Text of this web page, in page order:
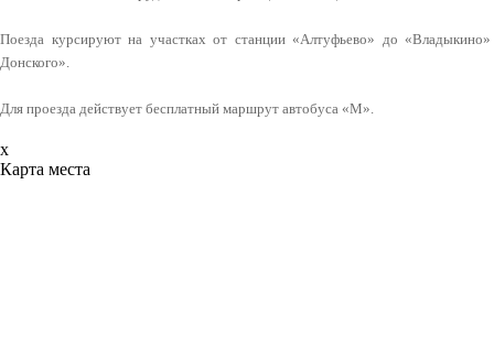
Поезда курсируют на участках от станции «Алтуфьево» до
Донского».
Для проезда действует бесплатный маршрут автобуса «М».
x
Карта места